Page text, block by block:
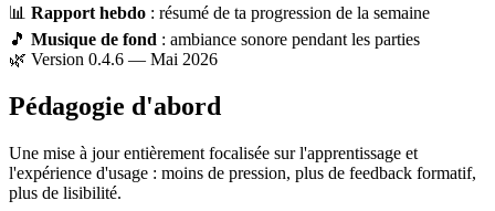
📊 Rapport hebdo : résumé de ta progression de la semaine
🎵 Musique de fond : ambiance sonore pendant les parties
🌿 Version 0.4.6 — Mai 2026
Pédagogie d'abord
Une mise à jour entièrement focalisée sur l'apprentissage et
l'expérience d'usage : moins de pression, plus de feedback formatif,
plus de lisibilité.